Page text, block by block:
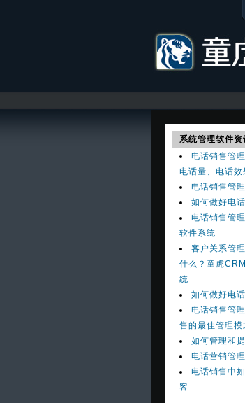
系统管理软件资
电话销售管
电话量、电话效
电话销售管
如何做好电
电话销售管
软件系统
客户关系管
什么？童虎
统
如何做好电
电话销售管
售的最佳管理模
如何管理和
电话营销管
电话销售中
客